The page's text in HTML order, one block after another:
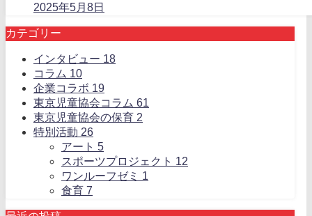
2025年5月8日
カテゴリー
インタビュー 18
コラム 10
企業コラボ 19
東京児童協会コラム 61
東京児童協会の保育 2
特別活動 26
アート 5
スポーツプロジェクト 12
ワンルーフゼミ 1
食育 7